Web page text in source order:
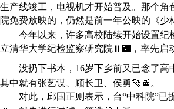
生产线竣工，电视机才开始普及。那个
院免费放映的，仍然是前一年公映的《
今年以来，许多高校陆续开始设置纪检
立清华大学纪检监察研究院⏸🌃，率先启
没扔下书本，16岁下乡前又已念了高中
其中就有张艺谋、顾长卫、侯勇🐆🚡。
对此，邱国正则表示，台“中科院”已提